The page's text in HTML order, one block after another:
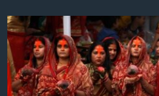
រំលង​
និង​
ចូល​
ទៅ​
ទំព័រ​
រចនា
ទូរទស្សន៍ / វីដេអូ​
វិទ្យុ / ផតខាសថ៍
កម្មវិធីទាំងអស់